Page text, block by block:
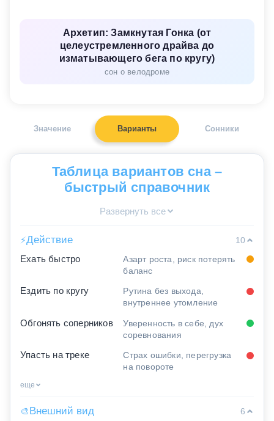
Архетип: Замкнутая Гонка (от
целеустремленного драйва до
изматывающего бега по кругу)
сон о велодроме
Значение Варианты Сонники
Таблица вариантов сна –
быстрый справочник
Развернуть все
⚡Действие
10
Ехать быстро
Азарт роста, риск потерять
баланс
Ездить по кругу
Рутина без выхода,
внутреннее утомление
Обгонять соперников
Уверенность в себе, дух
соревнования
Упасть на треке
Страх ошибки, перегрузка
на повороте
еще
🎨Внешний вид 6